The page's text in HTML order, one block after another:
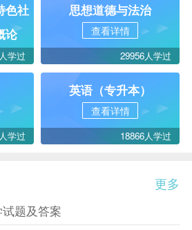
色社
论
学过
思想道德与法治
查看详情
29956人学过
学过
英语（专升本）
查看详情
18866人学过
更多
题及答案